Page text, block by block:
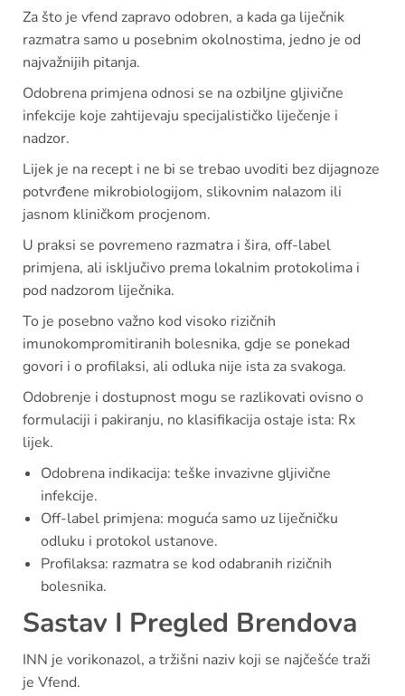
Za što je vfend zapravo odobren, a kada ga liječnik
razmatra samo u posebnim okolnostima, jedno je od
najvažnijih pitanja.
Odobrena primjena odnosi se na ozbiljne gljivične
infekcije koje zahtijevaju specijalističko liječenje i
nadzor.
Lijek je na recept i ne bi se trebao uvoditi bez dijagnoze
potvrđene mikrobiologijom, slikovnim nalazom ili
jasnom kliničkom procjenom.
U praksi se povremeno razmatra i šira, off-label
primjena, ali isključivo prema lokalnim protokolima i
pod nadzorom liječnika.
To je posebno važno kod visoko rizičnih
imunokompromitiranih bolesnika, gdje se ponekad
govori i o profilaksi, ali odluka nije ista za svakoga.
Odobrenje i dostupnost mogu se razlikovati ovisno o
formulaciji i pakiranju, no klasifikacija ostaje ista: Rx
lijek.
Odobrena indikacija: teške invazivne gljivične
infekcije.
Off-label primjena: moguća samo uz liječničku
odluku i protokol ustanove.
Profilaksa: razmatra se kod odabranih rizičnih
bolesnika.
Sastav I Pregled Brendova
INN je vorikonazol, a tržišni naziv koji se najčešće traži
je Vfend.